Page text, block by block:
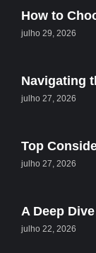
How to
julho 29, 2026
Navigating
julho 27, 2026
Top
julho 27, 2026
A Deep
julho 22, 2026